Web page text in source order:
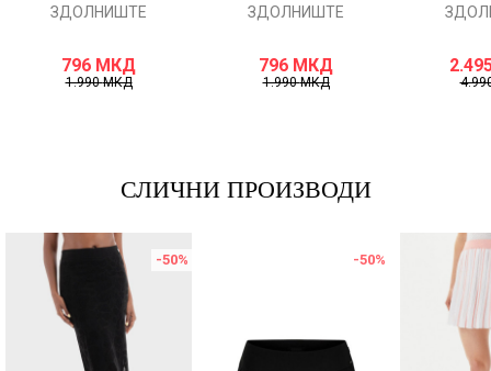
ЗДОЛНИШТЕ
796 МКД
1.990МКД
ЗДОЛНИШТЕ
796 МКД
1.990МКД
СЛИЧНИ ПРОИЗВОДИ
-50% -50%